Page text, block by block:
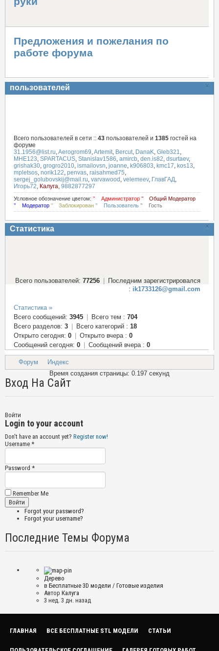
Предложения и пожелания по
работе форума
×
пользователей
Всего пользователей в сети :: 43 пользователей и 1385 гостей на
форуме
31.1956@list.ru,Aerogrom69,Artemit, Bercut, DanaK, Gleb321,
MHE123, SPARTACUS, Stanislav1586, amircb, den.is82, dsurtaev,
grishak30, grogro2010, ismailovsn, joanne, k906803, kmc17, kos13,
mpletsos, norik122, penvas, raisahmed75,
sergej_golubovskij@mail.ru, varvawood , velemeev, ГлавГАД,
Игорь72, Калуга, 9882877297
Условное обозначение цветом: Администратор
Общий Модератор
Модератор
Заблокирован Пользователь Гость
×
Статистика
Всего пользователей:77256
Последним зарегистрировался
: ik1733126@gmail.com
Статистика »
Всего сообщений: 3945 Всего тем : 704
Всего разделов: 3 Всего категорий : 18
Открыто сегодня: 0 Открыто вчера : 0
Сообщений сегодня: 0 Сообщений вчера : 0
Форум
Индекс
Время создания страницы: 0.197 секунд
Вход На Сайт
Войти
Login to your account
Don't have an account yet? Register now!
Username *
Password *
Remember Me
Forgot your password?
Forgot your username?
Последние Темы Форума
Дерево
в Бесплатные 3D модели / Готовые изделия
Автор Калуга
3 нед. 3 дн. назад
ГЛАВНАЯ ВСЕ БЕСПЛАТНЫЕ STL МОДЕЛИ СТАТЬИ